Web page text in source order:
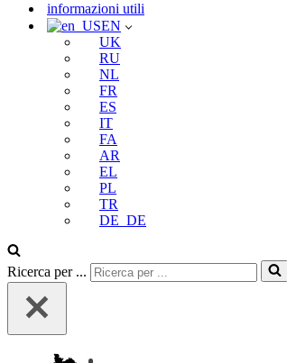
informazioni utili
EN
UK
RU
NL
FR
ES
IT
FA
AR
EL
PL
TR
DE_DE
Ricerca per ...